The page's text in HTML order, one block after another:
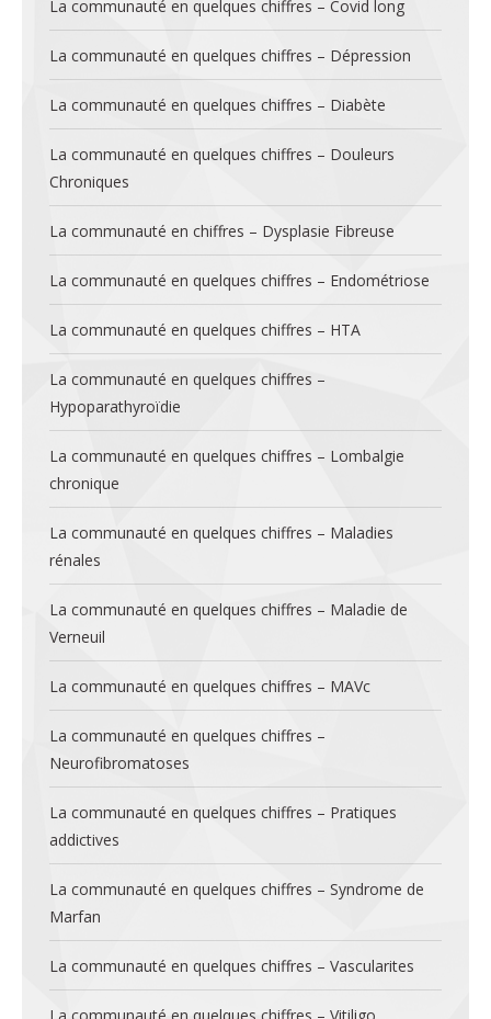
La communauté en quelques chiffres – Covid long
La communauté en quelques chiffres – Dépression
La communauté en quelques chiffres – Diabète
La communauté en quelques chiffres – Douleurs
Chroniques
La communauté en chiffres – Dysplasie Fibreuse
La communauté en quelques chiffres – Endométriose
La communauté en quelques chiffres – HTA
La communauté en quelques chiffres –
Hypoparathyroïdie
La communauté en quelques chiffres – Lombalgie
chronique
La communauté en quelques chiffres – Maladies
rénales
La communauté en quelques chiffres – Maladie de
Verneuil
La communauté en quelques chiffres – MAVc
La communauté en quelques chiffres –
Neurofibromatoses
La communauté en quelques chiffres – Pratiques
addictives
La communauté en quelques chiffres – Syndrome de
Marfan
La communauté en quelques chiffres – Vascularites
La communauté en quelques chiffres – Vitiligo